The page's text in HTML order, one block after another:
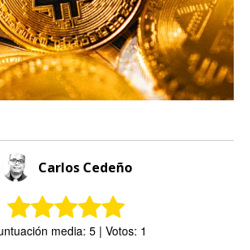
Carlos Cedeño
media: 5 | Votos: 1